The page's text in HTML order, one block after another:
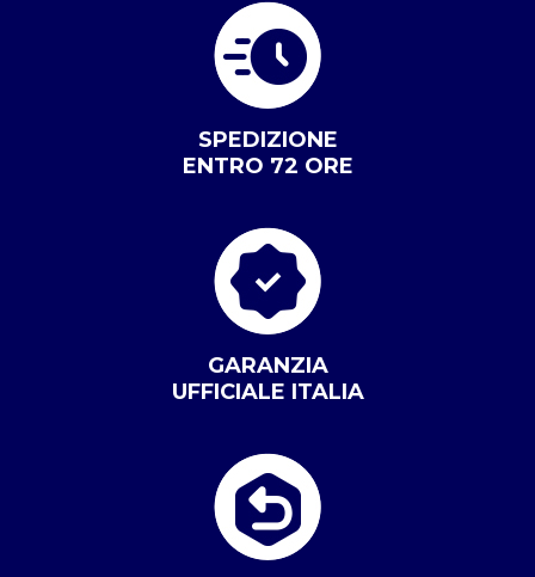
SPEDIZIONE
ENTRO 72 ORE
GARANZIA
UFFICIALE ITALIA